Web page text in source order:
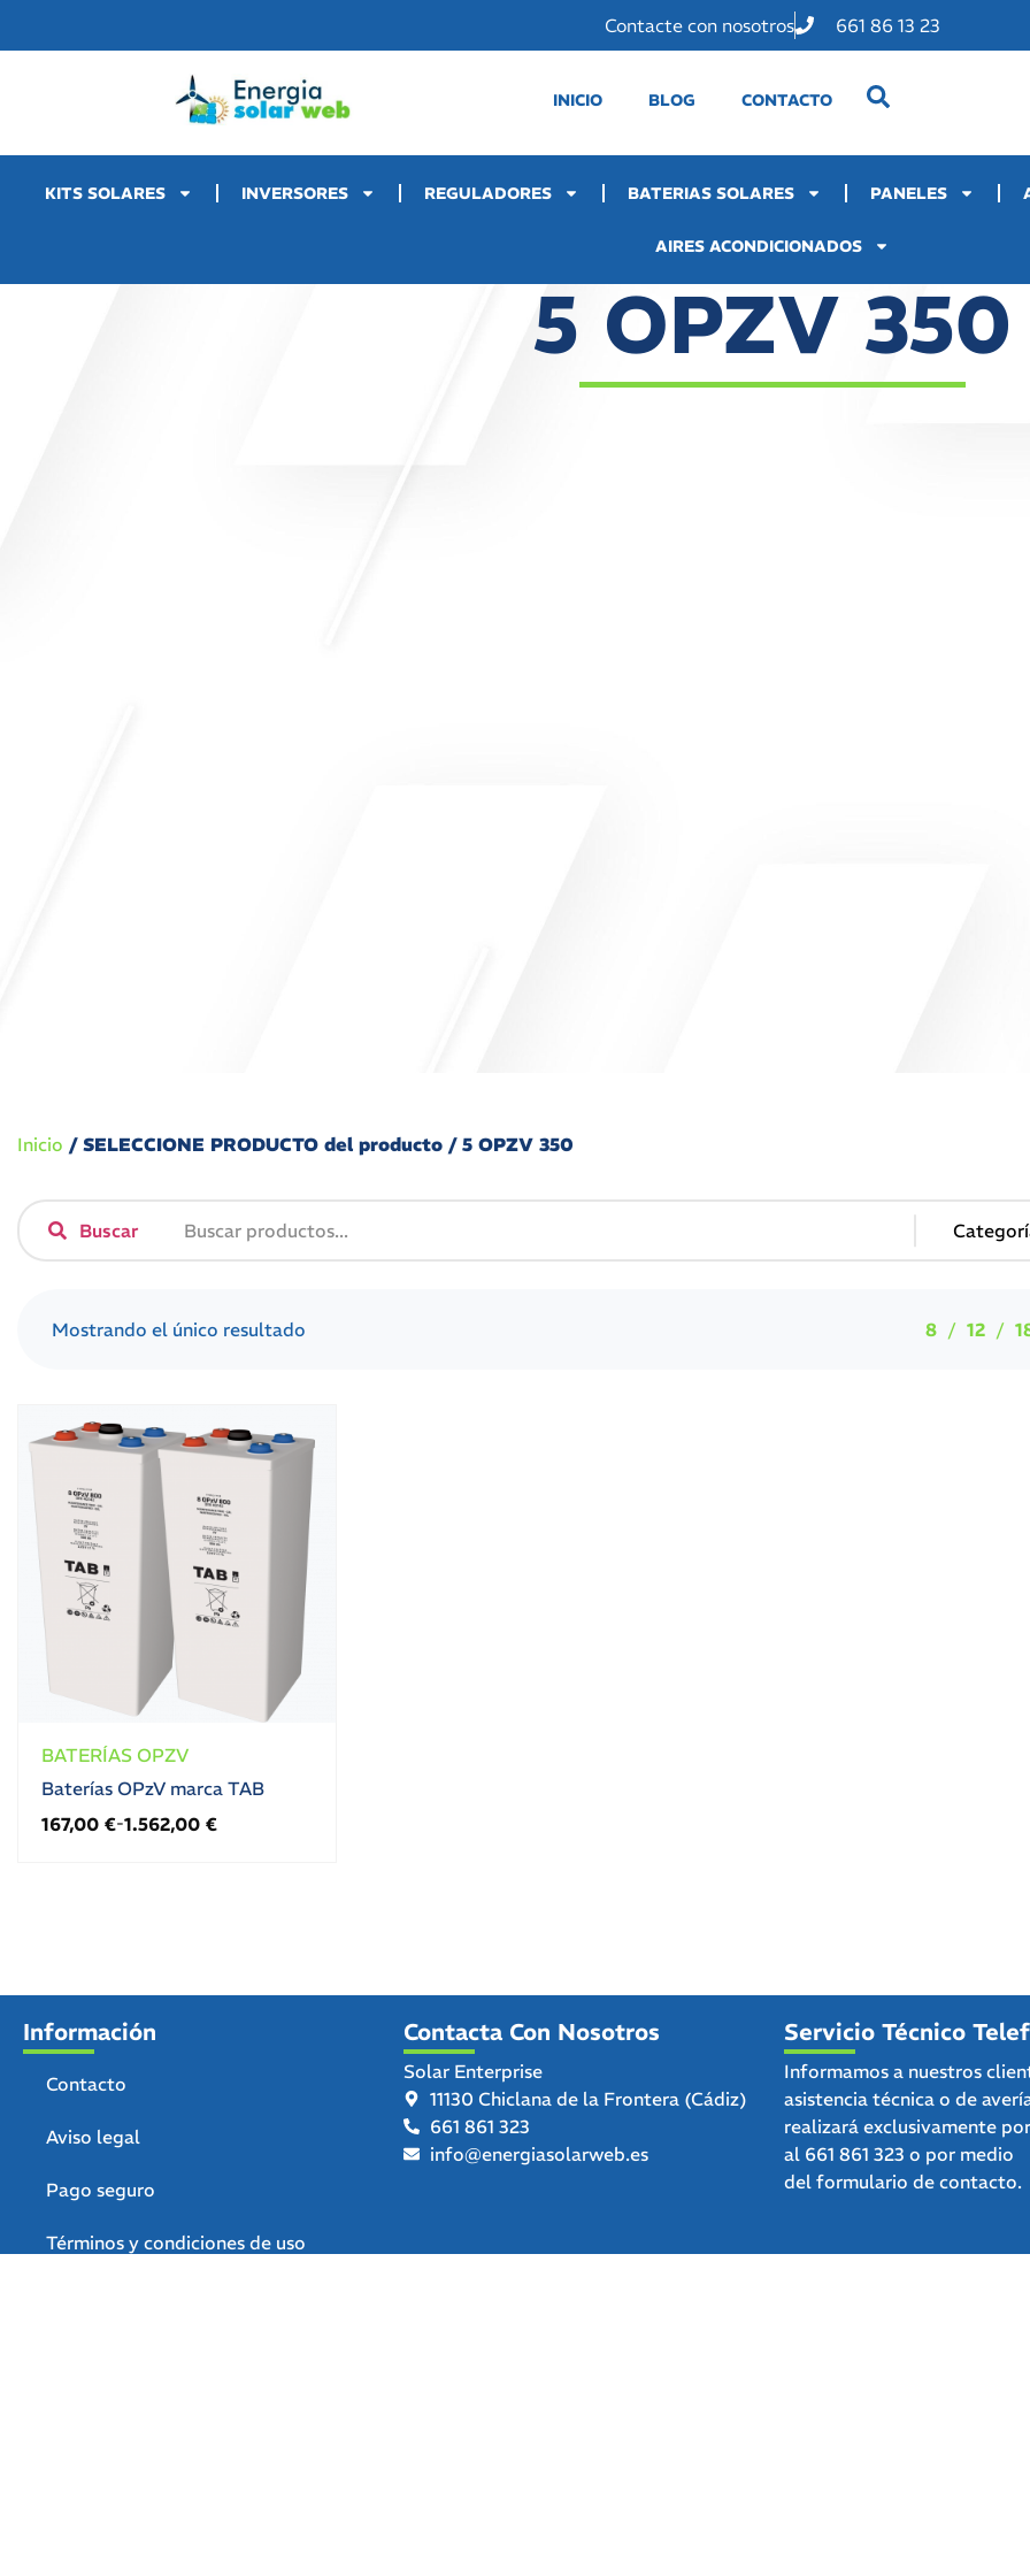
Contacte con nosotros 661 86 13 23
INICIO BLOG CONTACTO
KITS SOLARES INVERSORES REGULADORES BATERIAS SOLARES PANELES
AIRES ACONDICIONADOS
5 OPZV 350
Inicio / SELECCIONE PRODUCTO del producto / 5 OPZV 350
Buscar
Mostrando el único resultado 8 12
BATERÍAS OPZV
Baterías OPzV marca TAB
167,00 €-1.562,00 €
Información
Contacto
Aviso legal
Pago seguro
Términos y condiciones de uso
Contacta Con Nosotros
Solar Enterprise
11130 Chiclana de la Frontera (Cádiz)
661 861 323
info@energiasolarweb.es
Servicio Técnico
Informamos a nuestros
asistencia técnica o de
realizará exclusivamente
al 661 861 323 o por medio
del formulario de contacto.